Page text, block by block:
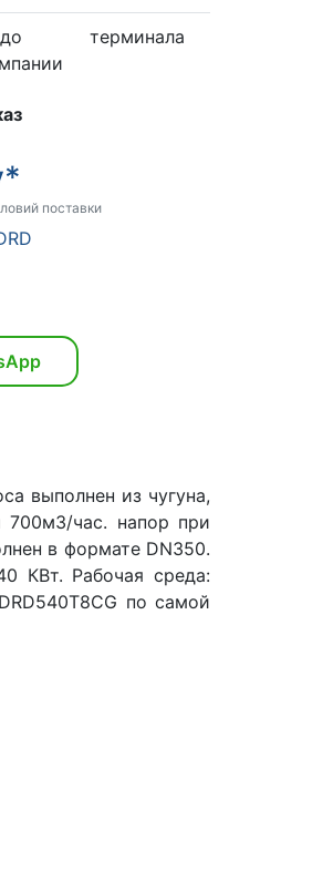
терминала
поставки
выполнен из чугуна,
700м3/час. напор при
в формате DN350.
КВт. Рабочая среда:
по самой